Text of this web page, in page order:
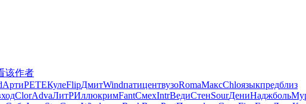
该作者
АртиPETEКулеFlipДмитWindпатицентвузоRomaМаксChloязыкпредблиз
ClorAdvaЛитРИллюкримFantСмехIntrВедиСтенSourДениНаджболь